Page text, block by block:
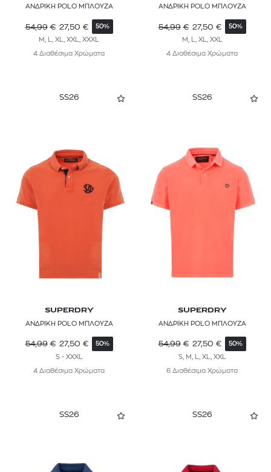
ΑΝΔΡΙΚΗ POLO ΜΠΛΟΥΖΑ
54,99 € 27,50 € 50%
M, L, XL, XXL, XXXL
4 Διαθέσιμα Χρώματα
ΑΝΔΡΙΚΗ POLO ΜΠΛΟΥΖΑ
54,99 € 27,50 € 50%
M, L, XL, XXL
4 Διαθέσιμα Χρώματα
SS26
SUPERDRY
ΑΝΔΡΙΚΗ POLO ΜΠΛΟΥΖΑ
54,99 € 27,50 € 50%
S - XXXL
4 Διαθέσιμα Χρώματα
SS26
SUPERDRY
ΑΝΔΡΙΚΗ POLO ΜΠΛΟΥΖΑ
54,99 € 27,50 € 50%
S, M, L, XL, XXL
6 Διαθέσιμα Χρώματα
SS26 SS26